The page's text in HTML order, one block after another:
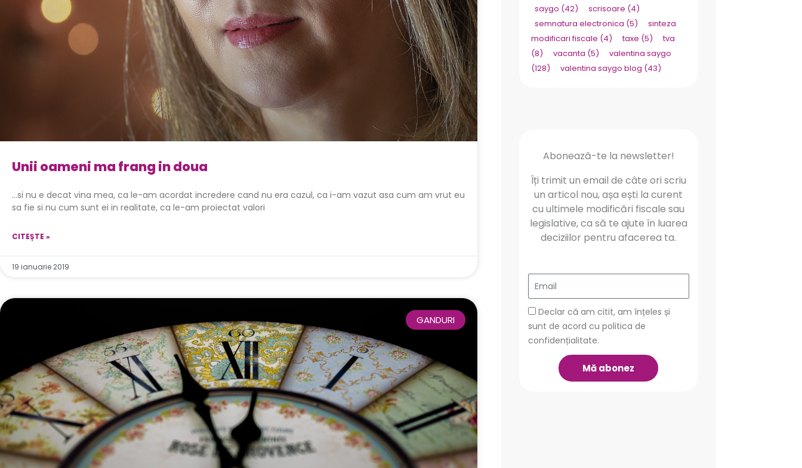
Unii oameni ma frang in doua
…si nu e decat vina mea, ca le-am acordat incredere cand nu era cazul, ca i-am vazut asa cum am vrut eu
sa fie si nu cum sunt ei in realitate, ca le-am proiectat valori
CITEȘTE »
19 ianuarie 2019
GANDURI
saygo (42) scrisoare (4)
semnatura electronica (5)
sinteza
modificari fiscale (4) taxe (5)
tva
(8)
vacanta (5)
valentina saygo
(128)
valentina saygo blog (43)
Abonează-te la newsletter!
Îți trimit un email de câte ori scriu
un articol nou, așa ești la curent
cu ultimele modificări fiscale sau
legislative, ca să te ajute în luarea
deciziilor pentru afacerea ta.
Email
GDPR
Declar că am citit, am înțeles și
sunt de acord cu politica de
confidențialitate.
Mă abonez